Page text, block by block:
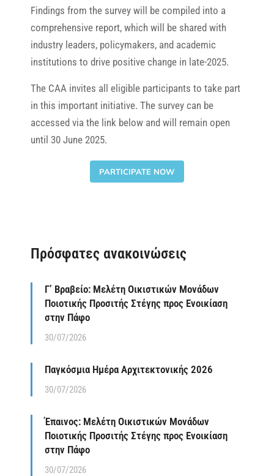
Findings from the survey will be compiled into a
comprehensive report, which will be shared with
industry leaders, policymakers, and academic
institutions to drive positive change in late-2025.
The CAA invites all eligible participants to take part
in this important initiative. The survey can be
accessed via the link below and will remain open
until 30 June 2025.
PARTICIPATE NOW
Πρόσφατες ανακοινώσεις
Γ’ Βραβείο: Μελέτη Οικιστικών Μονάδων
Ποιοτικής Προσιτής Στέγης προς Ενοικίαση
στην Πάφο
30/07/2026
Παγκόσμια Ημέρα Αρχιτεκτονικής 2026
30/07/2026
Έπαινος: Μελέτη Οικιστικών Μονάδων
Ποιοτικής Προσιτής Στέγης προς Ενοικίαση
στην Πάφο
30/07/2026